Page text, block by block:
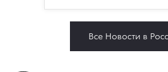
Все Новости в